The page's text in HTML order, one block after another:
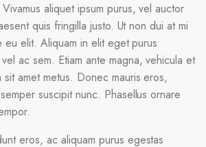
aliquet ipsum purus, vel auctor
quis fringilla justo. Ut non dui at mi
eu elit. Aliquam in elit eget purus
ac sem. Etiam ante magna, vehicula et
sit amet metus. Donec mauris eros,
suscipit nunc. Phasellus ornare
eros, ac aliquam purus egestas